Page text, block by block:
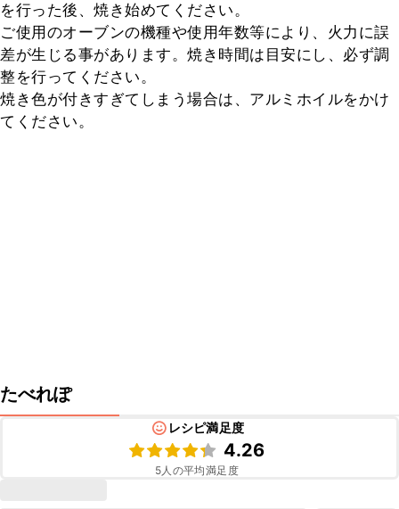
を行った後、焼き始めてください。
ご使用のオーブンの機種や使用年数等により、火力に誤
差が生じる事があります。焼き時間は目安にし、必ず調
整を行ってください。
焼き色が付きすぎてしまう場合は、アルミホイルをかけ
てください。
たべれぽ
レシピ満足度
4.26
5人の平均満足度